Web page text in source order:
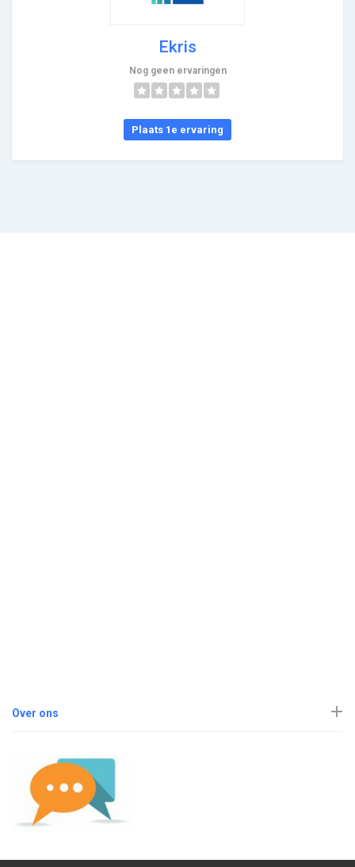
Ekris
Nog geen ervaringen
Plaats 1e ervaring
Over ons